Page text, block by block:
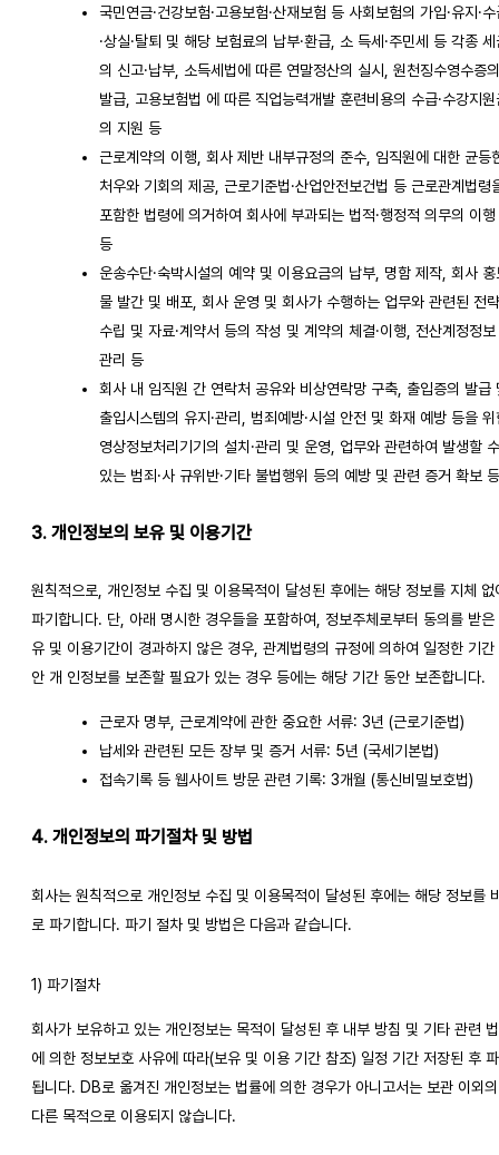
국민연금·건강보험·고용보험·산재보험 등 사회보험의 가입·유지·수
·상실·탈퇴 및 해당 보험료의 납부·환급, 소 득세·주민세 등 각종 세
의 신고·납부, 소득세법에 따른 연말정산의 실시, 원천징수영수증의
발급, 고용보험법 에 따른 직업능력개발 훈련비용의 수급·수강지원
의 지원 등
근로계약의 이행, 회사 제반 내부규정의 준수, 임직원에 대한 균등
처우와 기회의 제공, 근로기준법·산업안전보건법 등 근로관계법령
포함한 법령에 의거하여 회사에 부과되는 법적·행정적 의무의 이행
등
운송수단·숙박시설의 예약 및 이용요금의 납부, 명함 제작, 회사 홍
물 발간 및 배포, 회사 운영 및 회사가 수행하는 업무와 관련된 전략
수립 및 자료·계약서 등의 작성 및 계약의 체결·이행, 전산계정정보
관리 등
회사 내 임직원 간 연락처 공유와 비상연락망 구축, 출입증의 발급
출입시스템의 유지·관리, 범죄예방·시설 안전 및 화재 예방 등을 위
영상정보처리기기의 설치·관리 및 운영, 업무와 관련하여 발생할 수
있는 범죄·사 규위반·기타 불법행위 등의 예방 및 관련 증거 확보 등
3. 개인정보의 보유 및 이용기간
원칙적으로, 개인정보 수집 및 이용목적이 달성된 후에는 해당 정보를 지체 없
파기합니다. 단, 아래 명시한 경우들을 포함하여, 정보주체로부터 동의를 받은
유 및 이용기간이 경과하지 않은 경우, 관계법령의 규정에 의하여 일정한 기간
안 개 인정보를 보존할 필요가 있는 경우 등에는 해당 기간 동안 보존합니다.
근로자 명부, 근로계약에 관한 중요한 서류: 3년 (근로기준법)
납세와 관련된 모든 장부 및 증거 서류: 5년 (국세기본법)
접속기록 등 웹사이트 방문 관련 기록: 3개월 (통신비밀보호법)
4. 개인정보의 파기절차 및 방법
회사는 원칙적으로 개인정보 수집 및 이용목적이 달성된 후에는 해당 정보를
로 파기합니다. 파기 절차 및 방법은 다음과 같습니다.
1) 파기절차
회사가 보유하고 있는 개인정보는 목적이 달성된 후 내부 방침 및 기타 관련
에 의한 정보보호 사유에 따라(보유 및 이용 기간 참조) 일정 기간 저장된 후
됩니다. DB로 옮겨진 개인정보는 법률에 의한 경우가 아니고서는 보관 이외의
다른 목적으로 이용되지 않습니다.